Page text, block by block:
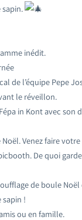
inédit.
de l’équipe Pepe
le réveillon.
in Kont avec
Venez faire
De quoi
de boule
!
ou en famille.